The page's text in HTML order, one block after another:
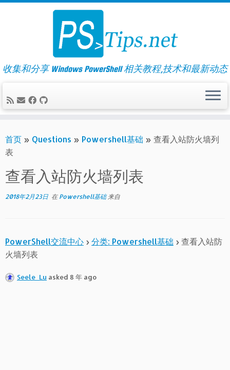
Skip
收集和分享 Windows PowerShell 相关教程,技术和最新动态
首页 » Questions » Powershell基础 » 查看入站防火墙列
表
查看入站防火墙列表
2018年2月23日 在 Powershell基础 来自
PowerShell交流中心 › 分类: Powershell基础 › 查看入站防
火墙列表
Seele_Lu asked 8 年 ago